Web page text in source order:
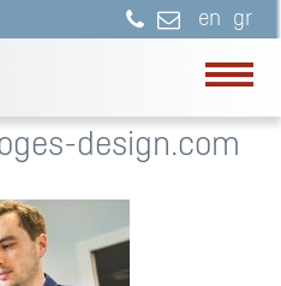
en gr
design.com